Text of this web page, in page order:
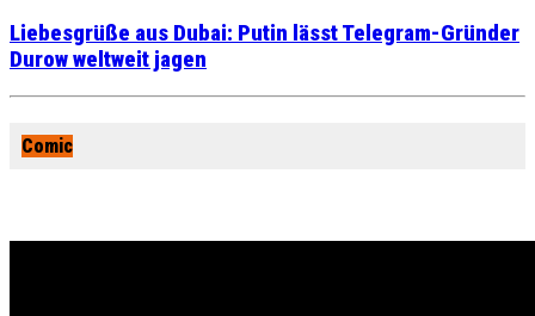
Liebesgrüße aus Dubai: Putin lässt Telegram-Gründer
Durow weltweit jagen
Comic